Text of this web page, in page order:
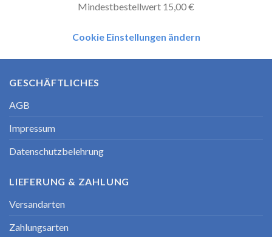
Mindestbestellwert 15,00 €
Cookie Einstellungen ändern
GESCHÄFTLICHES
AGB
Impressum
Datenschutzbelehrung
LIEFERUNG & ZAHLUNG
Versandarten
Zahlungsarten